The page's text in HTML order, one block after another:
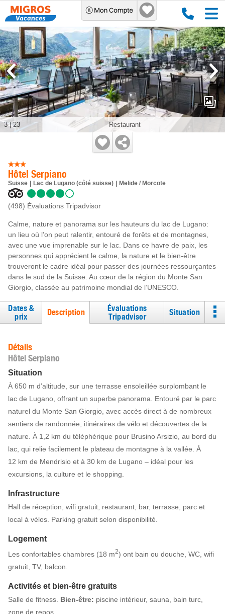
Hôtel Serpiano
Suisse Lac de Lugano (côté suisse) Melide / Morcote
(498) Évaluations Tripadvisor
Calme, nature et panorama sur les hauteurs du lac de Lugano:
un lieu où l’on peut ralentir, entouré de forêts et de montagnes,
avec une vue imprenable sur le lac. Dans ce havre de paix, les
personnes qui apprécient le calme, la nature et le bien-être
trouveront le cadre idéal pour passer des journées ressourçantes
dans le sud de la Suisse. Au cœur de la région du Monte San
Giorgio, classée au patrimoine mondial de l’UNESCO.
Restaurant
3|23
Dates &
prix
Description
Évaluations
Tripadvisor
Situation
Détails
Hôtel Serpiano
Situation
À 650 m d’altitude, sur une terrasse ensoleillée surplombant le
lac de Lugano, offrant un superbe panorama. Entouré par le parc
naturel du Monte San Giorgio, avec accès direct à de nombreux
sentiers de randonnée, itinéraires de vélo et découvertes de la
nature. À 1,2 km du téléphérique pour Brusino Arsizio, au bord du
lac, qui relie facilement le plateau de montagne à la vallée. À
12 km de Mendrisio et à 30 km de Lugano – idéal pour les
excursions, la culture et le shopping.
Infrastructure
Hall de réception, wifi gratuit, restaurant, bar, terrasse, parc et
local à vélos. Parking gratuit selon disponibilité.
Logement
Les confortables chambres (18 m2) ont bain ou douche, WC, wifi
gratuit, TV, balcon.
Activités et bien-être gratuits
Salle de fitness. Bien-être: piscine intérieur, sauna, bain turc,
zone de repos.